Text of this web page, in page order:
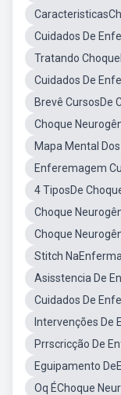
Cuidados De
Tratando
Cuidados De
Brevê CursosDe
Choque
Mapa Mental
Enferemagem
4 TiposDe
Choque
Choque
Stitch
Asisstencia De
Cuidados De
Intervenções De
Prrscricção De
Eguipamento
Oq ÉChoque